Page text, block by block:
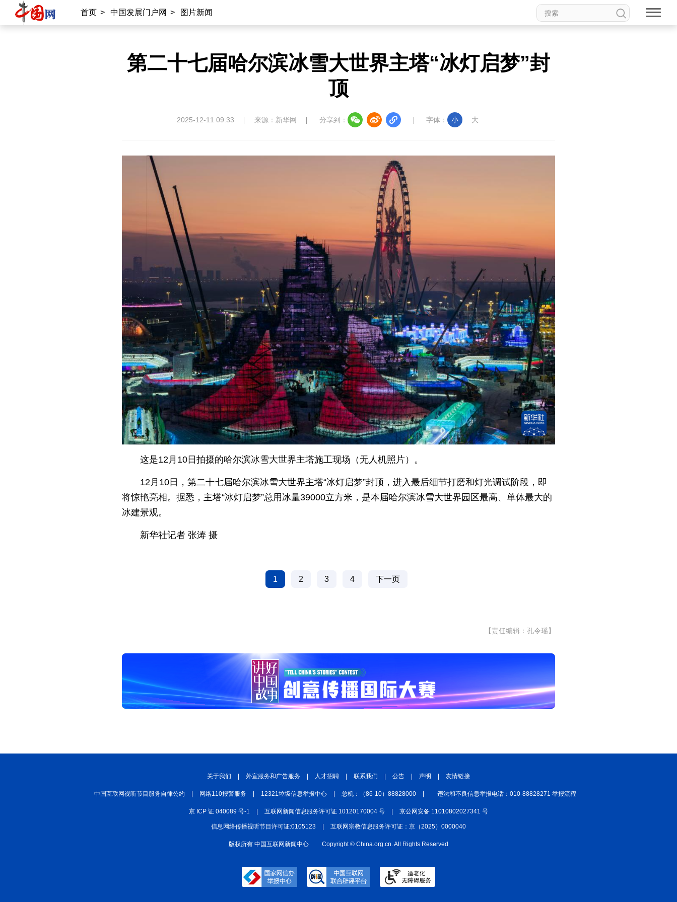
首页 > 中国发展门户网 > 图片新闻
第二十七届哈尔滨冰雪大世界主塔“冰灯启梦”封
顶
2025-12-11 09:33 来源：新华网 分享到： 字体： 小 大
这是12月10日拍摄的哈尔滨冰雪大世界主塔施工现场（无人机照片）。
12月10日，第二十七届哈尔滨冰雪大世界主塔“冰灯启梦”封顶，进入最后细节打磨和灯光调试阶段，即
将惊艳亮相。据悉，主塔“冰灯启梦”总用冰量39000立方米，是本届哈尔滨冰雪大世界园区最高、单体最大的
冰建景观。
新华社记者 张涛 摄
1 2 3 4 下一页
【责任编辑：孔令瑶】
关于我们 | 外宣服务和广告服务 | 人才招聘 | 联系我们 | 公告 | 声明 | 友情链接
中国互联网视听节目服务自律公约 | 网络110报警服务 | 12321垃圾信息举报中心 | 总机：（86-10）88828000 | 违法和不良信息举报电话：010-88828271 举报流程
京 ICP 证 040089 号-1 | 互联网新闻信息服务许可证 10120170004 号 | 京公网安备 11010802027341 号
信息网络传播视听节目许可证:0105123 | 互联网宗教信息服务许可证：京（2025）0000040
版权所有 中国互联网新闻中心 Copyright © China.org.cn. All Rights Reserved